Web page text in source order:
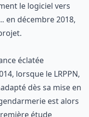
le logiciel vers
en décembre 2018,
éclatée
lorsque le LRPPN,
dès sa mise en
est alors
étude